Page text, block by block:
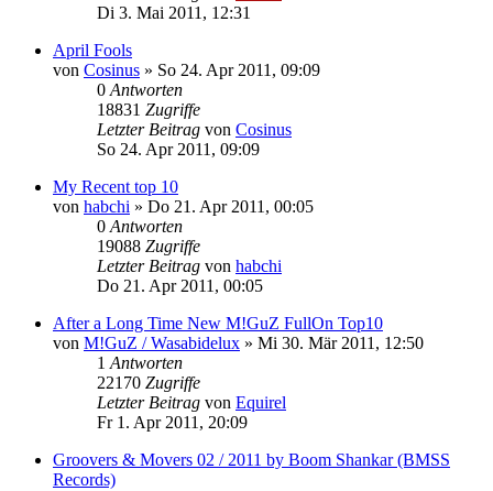
Di 3. Mai 2011, 12:31
April Fools
von Cosinus » So 24. Apr 2011, 09:09
0 Antworten
18831 Zugriffe
Letzter Beitrag von Cosinus
So 24. Apr 2011, 09:09
My Recent top 10
von habchi » Do 21. Apr 2011, 00:05
0 Antworten
19088 Zugriffe
Letzter Beitrag von habchi
Do 21. Apr 2011, 00:05
After a Long Time New M!GuZ FullOn Top10
von M!GuZ / Wasabidelux » Mi 30. Mär 2011, 12:50
1 Antworten
22170 Zugriffe
Letzter Beitrag von Equirel
Fr 1. Apr 2011, 20:09
Groovers & Movers 02 / 2011 by Boom Shankar (BMSS
Records)